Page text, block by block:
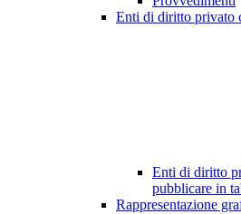
Enti di diritto privato
Enti di diritto
pubblicare in
Rappresentazione